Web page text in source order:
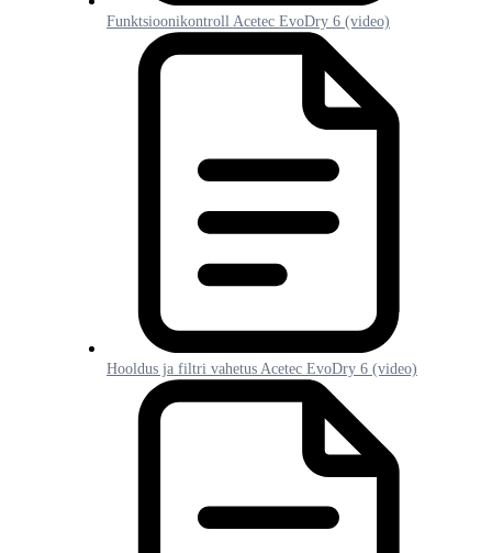
Funktsioonikontroll Acetec EvoDry 6 (video)
Hooldus ja filtri vahetus Acetec EvoDry 6 (video)